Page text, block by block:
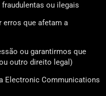
ou ilegais
erros que afetam a
ou garantirmos que
outro direito legal)
Electronic Communications